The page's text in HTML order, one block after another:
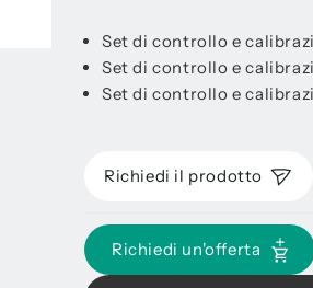
Set di controllo e
Set di controllo e
Set di controllo e
Richiedi il prodotto
Richiedi un'offerta